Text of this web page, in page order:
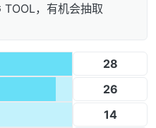
，有机会抽取
28
26
14